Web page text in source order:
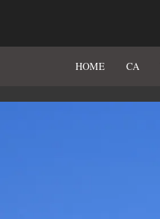
HOME CA